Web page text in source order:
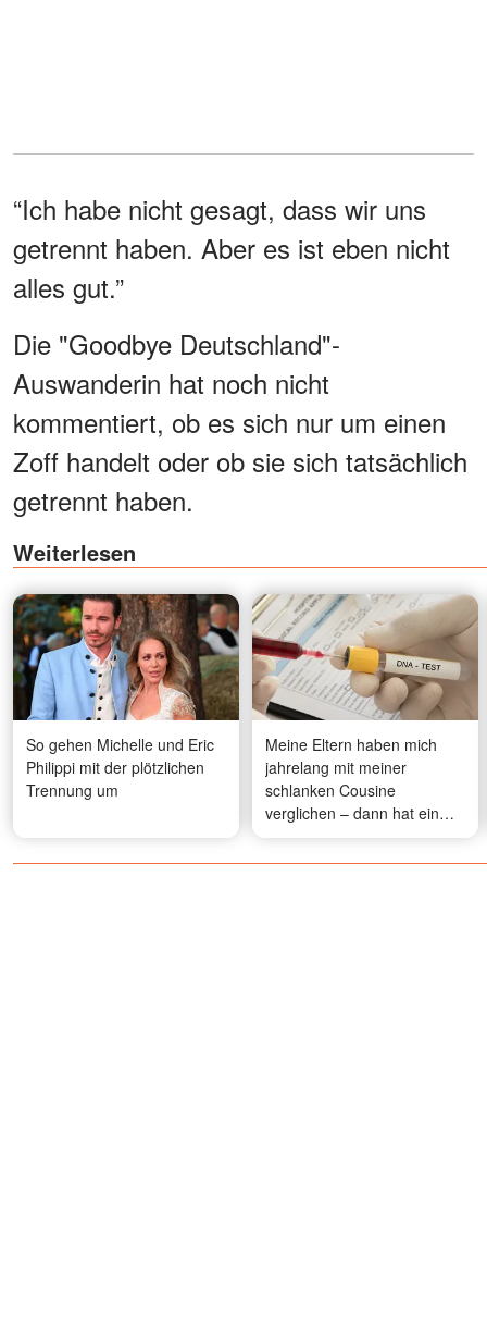
“Ich habe nicht gesagt, dass wir uns
getrennt haben. Aber es ist eben nicht
alles gut.”
Die "Goodbye Deutschland"-
Auswanderin hat noch nicht
kommentiert, ob es sich nur um einen
Zoff handelt oder ob sie sich tatsächlich
getrennt haben.
Weiterlesen
So gehen Michelle und Eric
Philippi mit der plötzlichen
Trennung um
Meine Eltern haben mich
jahrelang mit meiner
schlanken Cousine
verglichen – dann hat ein
DNA-Test alles verändert